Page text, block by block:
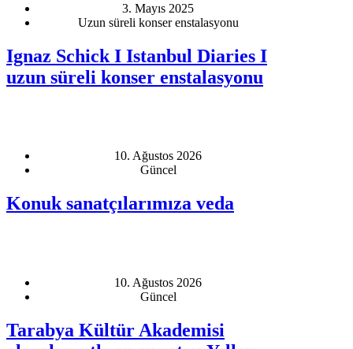
3. Mayıs 2025
Uzun süreli konser enstalasyonu
Ignaz Schick I Istanbul Diaries I
uzun süreli konser enstalasyonu
10. Ağustos 2026
Güncel
Konuk sanatçılarımıza veda
10. Ağustos 2026
Güncel
Tarabya Kültür Akademisi